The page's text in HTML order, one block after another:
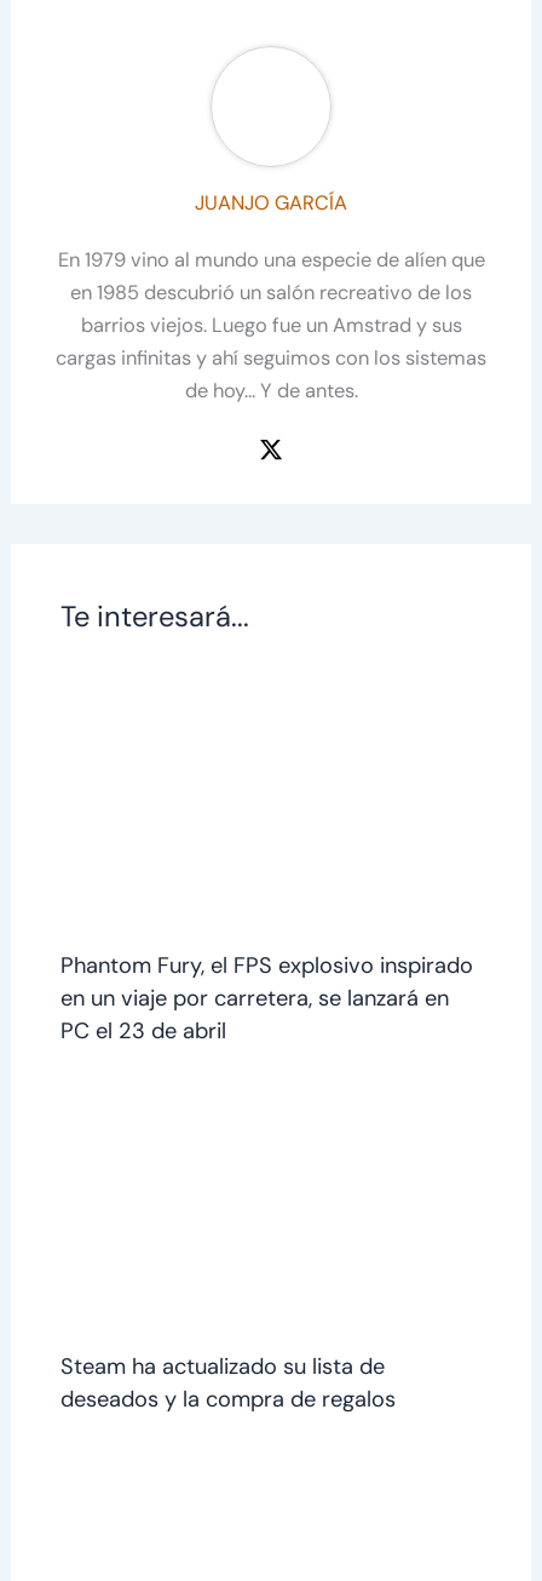
JUANJO GARCÍA
En 1979 vino al mundo una especie de alíen que
en 1985 descubrió un salón recreativo de los
barrios viejos. Luego fue un Amstrad y sus
cargas infinitas y ahí seguimos con los sistemas
de hoy... Y de antes.
Te interesará...
Phantom Fury, el FPS explosivo inspirado
en un viaje por carretera, se lanzará en
PC el 23 de abril
Steam ha actualizado su lista de
deseados y la compra de regalos